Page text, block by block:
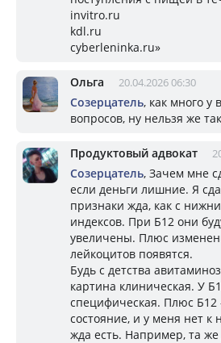
invitro.ru
kdl.ru
cyberleninka.ru»
Ольга 20.04.2026 06:30
Созерцатель, как много у
вопросов, ну нельзя же
Продуктовый адвокат
Созерцатель, Зачем мне
если деньги лишние. Я
признаки жда, как с
индексов. При Б12 они
увеличены. Плюс
лейкоцитов появятся.
Будь с детства
картина клиническая. У
специфическая. Плюс Б12
состояние, и у меня нет к
жда есть. Например, та